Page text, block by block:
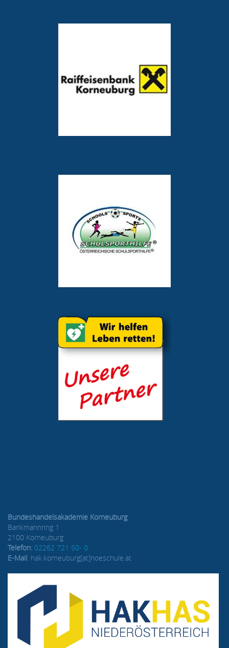
Bundeshandelsakademie Korneuburg
Bankmannring 1
2100 Korneuburg
Telefon: 02262 721 50- 0
E-Mail: hak.korneuburg[at]noeschule.at